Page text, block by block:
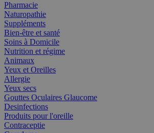
Pharmacie
Naturopathie
Suppléments
Bien-être et santé
Soins à Domicile
Nutrition et régime
Animaux
Yeux et Oreilles
Allergie
Yeux secs
Gouttes Oculaires Glaucome
Desinfections
Produits pour l'oreille
Contraceptie